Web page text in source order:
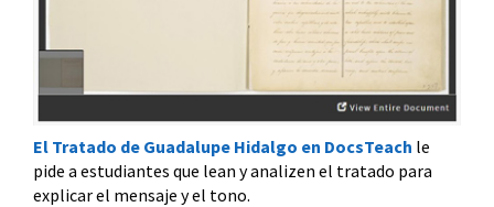
El Tratado de Guadalupe Hidalgo en DocsTeach le
pide a estudiantes que lean y analizen el tratado para
explicar el mensaje y el tono.